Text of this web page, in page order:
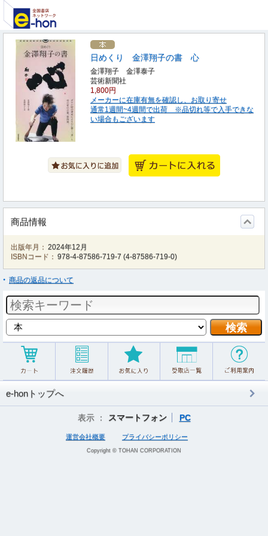
日めくり 金澤翔子の書 心
金澤翔子 金澤泰子
芸術新聞社
1,800円
メーカーに在庫有無を確認し、お取り寄せ
通常1週間~4週間で出荷 ※品切れ等で入手できな
い場合もございます
商品情報
出版年月： 2024年12月
ISBNコード： 978-4-87586-719-7 (4-87586-719-0)
商品の返品について
e-honトップへ
表示 ： スマートフォン PC
運営会社概要 プライバシーポリシー
Copyright © TOHAN CORPORATION